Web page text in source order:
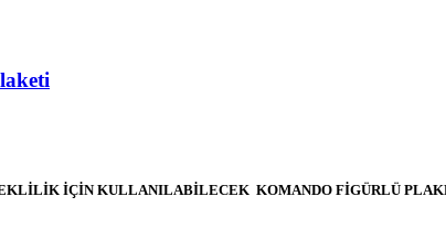
İÇİN KULLANILABİLECEK KOMANDO FİGÜRLÜ